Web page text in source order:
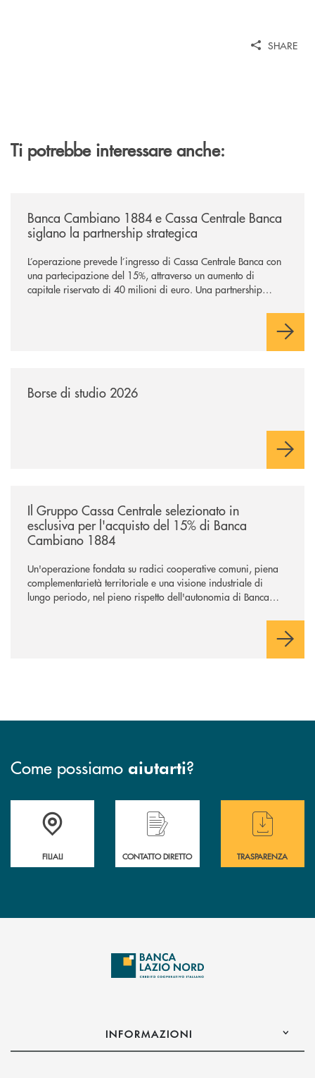
SHARE
Ti potrebbe interessare anche:
Banca Cambiano 1884 e Cassa Centrale Banca
siglano la partnership strategica
L’operazione prevede l’ingresso di Cassa Centrale Banca con
una partecipazione del 15%, attraverso un aumento di
capitale riservato di 40 milioni di euro. Una partnership
comuni e sulla prossimità ai territori, per ampliare l’offerta e
Borse di studio 2026
Il Gruppo Cassa Centrale selezionato in
esclusiva per l'acquisto del 15% di Banca
Cambiano 1884
Un'operazione fondata su radici cooperative comuni, piena
complementarietà territoriale e una visione industriale di
lungo periodo, nel pieno rispetto dell'autonomia di Banca
negoziazione esclusiva per la finalizzazione dell’operazione.
Come possiamo aiutarti?
Trova la filiale più vicina a te
FILIALI
Hai bisogno di assistenza immediata ?
CONTATTO DIRETTO
Hai bisogno di
TRASPARENZA
INFORMAZIONI